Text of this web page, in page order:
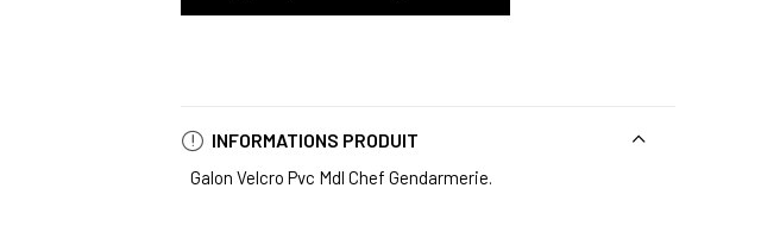
INFORMATIONS PRODUIT
Galon Velcro Pvc Mdl Chef Gendarmerie.